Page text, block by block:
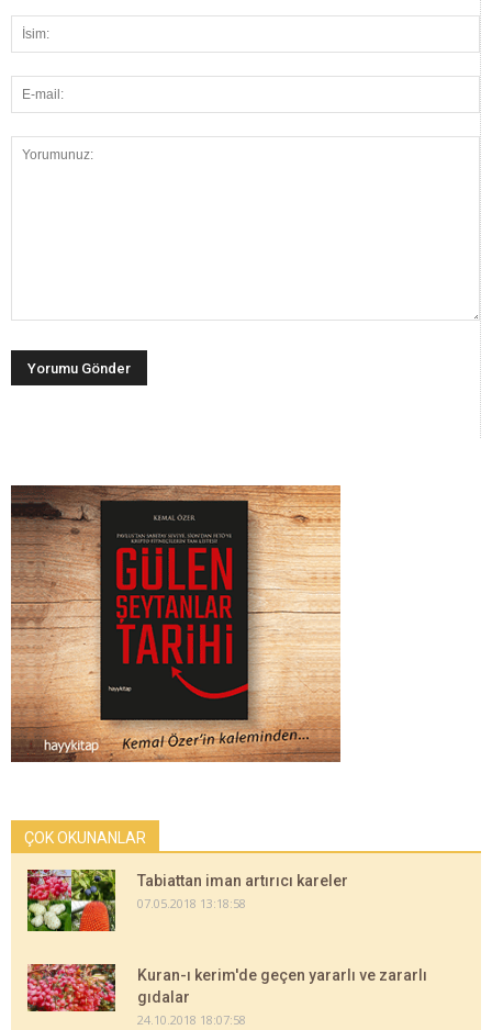
ÇOK OKUNANLAR
Tabiattan iman artırıcı kareler
07.05.2018 13:18:58
Kuran-ı kerim'de geçen yararlı ve zararlı
gıdalar
24.10.2018 18:07:58